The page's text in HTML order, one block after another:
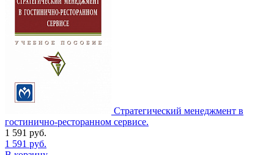
Стратегический менеджмент в
гостинично-ресторанном сервисе.
1 591 руб.
1 591 руб.